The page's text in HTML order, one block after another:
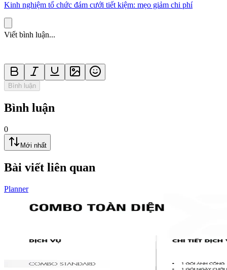
Kinh nghiệm tổ chức đám cưới tiết kiệm: mẹo giảm chi phí
Viết bình luận...
Bình luận
Bình luận
0
Mới nhất
Bài viết liên quan
Planner